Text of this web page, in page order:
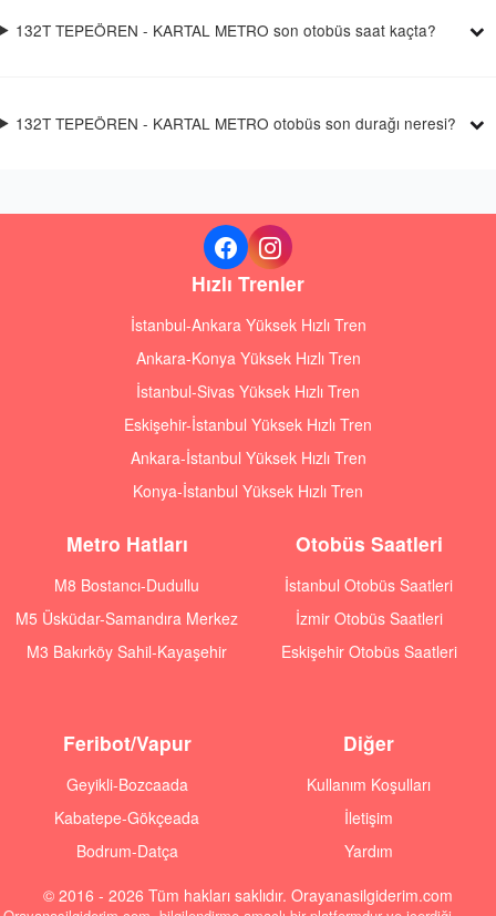
132T TEPEÖREN - KARTAL METRO son otobüs saat kaçta?
132T TEPEÖREN - KARTAL METRO otobüs son durağı neresi?
Hızlı Trenler
İstanbul-Ankara Yüksek Hızlı Tren
Ankara-Konya Yüksek Hızlı Tren
İstanbul-Sivas Yüksek Hızlı Tren
Eskişehir-İstanbul Yüksek Hızlı Tren
Ankara-İstanbul Yüksek Hızlı Tren
Konya-İstanbul Yüksek Hızlı Tren
Metro Hatları
M8 Bostancı-Dudullu
M5 Üsküdar-Samandıra Merkez
M3 Bakırköy Sahil-Kayaşehir
Otobüs Saatleri
İstanbul Otobüs Saatleri
İzmir Otobüs Saatleri
Eskişehir Otobüs Saatleri
Feribot/Vapur
Geyikli-Bozcaada
Kabatepe-Gökçeada
Bodrum-Datça
Diğer
Kullanım Koşulları
İletişim
Yardım
© 2016 - 2026 Tüm hakları saklıdır. Orayanasilgiderim.com